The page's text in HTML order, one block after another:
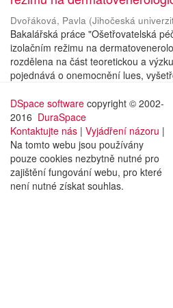
Dvořáková, Pavla (Jihočeská
Bakalářská práce "Ošetřovatelská
izolačním režimu na
rozdělena na část teoretickou a
pojednává o onemocnění lues,
DSpace software copyright © 2002-
2016 DuraSpace
Kontaktujte nás | Vyjádření názoru |
Na tomto webu jsou používány
pouze cookies nezbytně nutné pro
zajištění fungování webu, pro které
není nutné získat souhlas.